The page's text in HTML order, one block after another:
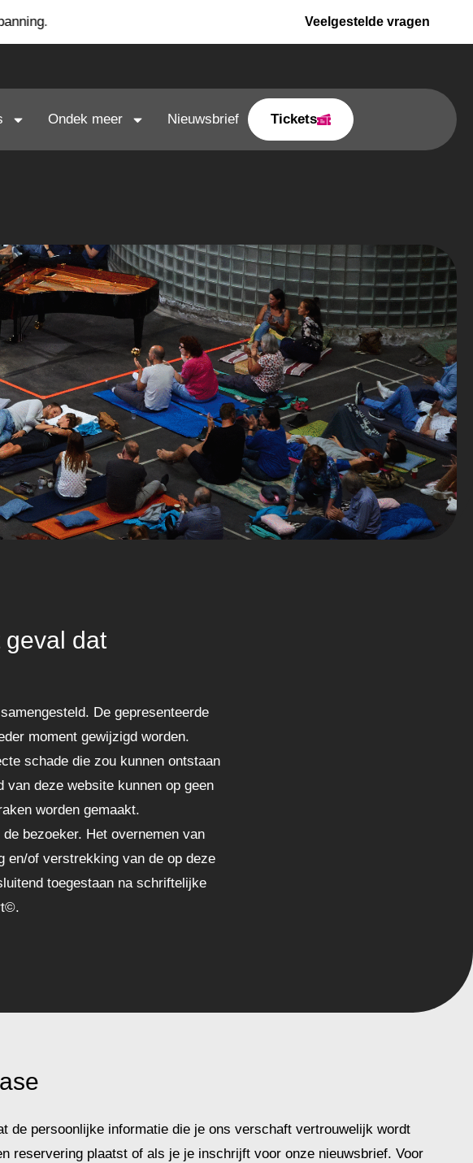
Veelgestelde vragen
Ondek meer Nieuwsbrief Tickets
dat
De gepresenteerde
moment gewijzigd worden.
schade die zou kunnen ontstaan
van deze website kunnen op geen
worden gemaakt.
bezoeker. Het overnemen van
en/of verstrekking van de op deze
toegestaan na schriftelijke
persoonlijke informatie die je ons verschaft vertrouwelijk wordt
reservering plaatst of als je je inschrijft voor onze nieuwsbrief. Voor